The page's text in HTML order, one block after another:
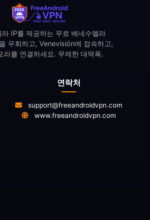
라 IP를 제공하는 무료 베네수엘라
우회하고, Venevisión에 접속하고,
라를 연결하세요. 무제한 대역폭.
연락처
support@freeandroidvpn.com
www.freeandroidvpn.com